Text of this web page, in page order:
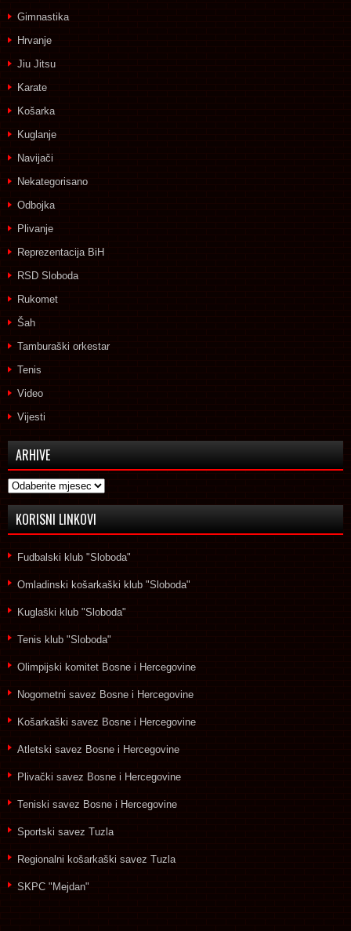
Gimnastika
Hrvanje
Jiu Jitsu
Karate
Košarka
Kuglanje
Navijači
Nekategorisano
Odbojka
Plivanje
Reprezentacija BiH
RSD Sloboda
Rukomet
Šah
Tamburaški orkestar
Tenis
Video
Vijesti
ARHIVE
Arhive
KORISNI LINKOVI
Fudbalski klub "Sloboda"
Omladinski košarkaški klub "Sloboda"
Kuglaški klub "Sloboda"
Tenis klub "Sloboda"
Olimpijski komitet Bosne i Hercegovine
Nogometni savez Bosne i Hercegovine
Košarkaški savez Bosne i Hercegovine
Atletski savez Bosne i Hercegovine
Plivački savez Bosne i Hercegovine
Teniski savez Bosne i Hercegovine
Sportski savez Tuzla
Regionalni košarkaški savez Tuzla
SKPC "Mejdan"